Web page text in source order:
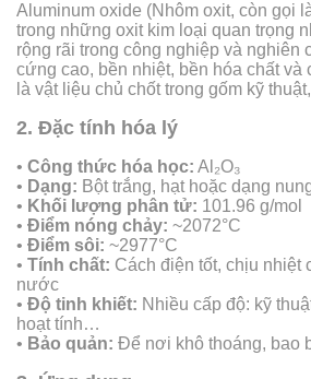
Aluminum oxide (Nhôm oxit, còn gọi
trong những oxit kim loại quan trọng
rộng rãi trong công nghiệp và nghiên
cứng cao, bền nhiệt, bền hóa chất và
là vật liệu chủ chốt trong gốm kỹ
2. Đặc tính hóa lý
• Công thức hóa học: Al₂O₃
• Dạng: Bột trắng, hạt hoặc dạng
• Khối lượng phân tử: 101.96 g/mol
• Điểm nóng chảy: ~2072°C
• Điểm sôi: ~2977°C
• Tính chất: Cách điện tốt, chịu nhiệt
nước
• Độ tinh khiết: Nhiều cấp độ: kỹ
hoạt tính…
• Bảo quản: Để nơi khô thoáng, bao